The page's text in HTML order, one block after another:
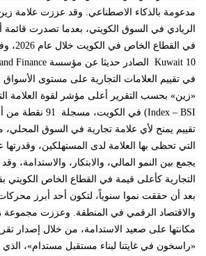
مدعومة بالذكاء الاصطناعي. وقد عززت علامة زين
الريادي في السوق الكويتي، بعدما تصدرت قائمة
في تقييم العلامات التجارية على مستوى
تقييم يمنح لأي علامة تجارية في السوق المحلي،
التي تحظى بها العلامة لدى المستهلكين،
يجمع بين النمو المالي، والابتكار، والاستدامة،
بعد أن حققت نموا سنوياً، لتكون أحد أبرز
والاقتصاد الرقمي في المنطقة. وعززت مجموعة
مكانتها على صعيد الاستدامة، من خلال إصدار
«راسخون في غايتنا لبناء مستقبل مستدام»،